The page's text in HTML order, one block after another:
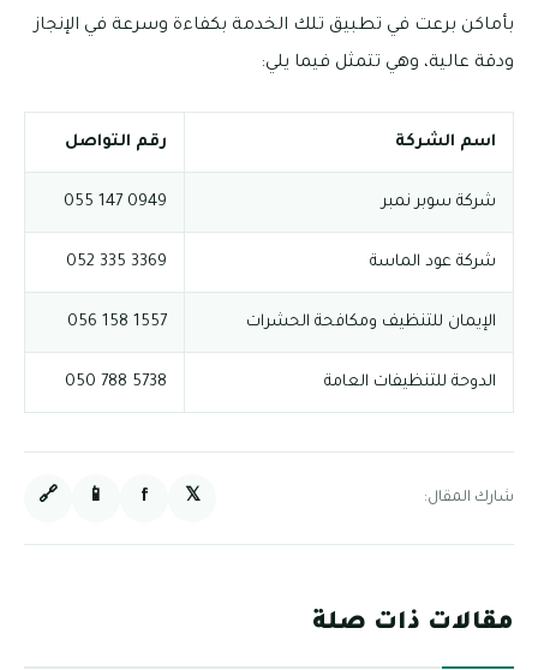
بأماكن برعت في تطبيق تلك الخدمة بكفاءة وسرعة في الإنجاز
ودقة عالية، وهي تتمثل فيما يلي:
اسم الشركة رقم التواصل
شركة سوبر نمبر 0949 147 055
شركة عود الماسة 3369 335 052
الإيمان للتنظيف ومكافحة الحشرات 1557 158 056
الدوحة للتنظيفات العامة 5738 788 050
شارك المقال: 𝕏
f
📱
🔗
مقالات ذات صلة